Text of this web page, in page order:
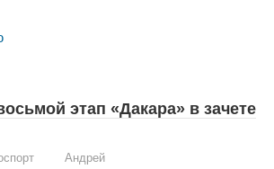
этап «Дакара» в зачете
Андрей